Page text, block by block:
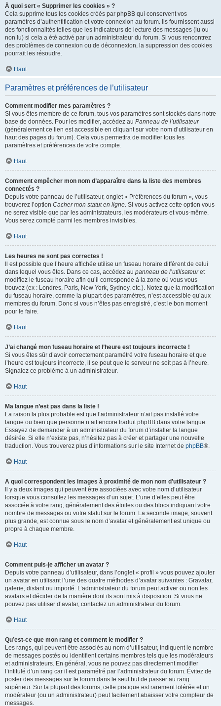
À quoi sert « Supprimer les cookies » ?
Cela supprime tous les cookies créés par phpBB qui conservent vos
paramètres d’authentification et votre connexion au forum. Ils fournissent aussi
des fonctionnalités telles que les indicateurs de lecture des messages (lu ou
non lu) si cela a été activé par un administrateur du forum. Si vous rencontrez
des problèmes de connexion ou de déconnexion, la suppression des cookies
pourrait les résoudre.
Haut
Paramètres et préférences de l’utilisateur
Comment modifier mes paramètres ?
Si vous êtes membre de ce forum, tous vos paramètres sont stockés dans notre
base de données. Pour les modifier, accédez au Panneau de l’utilisateur
(généralement ce lien est accessible en cliquant sur votre nom d’utilisateur en
haut des pages du forum). Cela vous permettra de modifier tous les
paramètres et préférences de votre compte.
Haut
Comment empêcher mon nom d’apparaître dans la liste des membres
connectés ?
Depuis votre panneau de l’utilisateur, onglet « Préférences du forum », vous
trouverez l’option Cacher mon statut en ligne. Si vous activez cette option vous
ne serez visible que par les administrateurs, les modérateurs et vous-même.
Vous serez compté parmi les membres invisibles.
Haut
Les heures ne sont pas correctes !
Il est possible que l’heure affichée utilise un fuseau horaire différent de celui
dans lequel vous êtes. Dans ce cas, accédez au panneau de l’utilisateuret
modifiez le fuseau horaire afin qu’il corresponde à la zone où vous vous
trouvez (ex : Londres, Paris, New York, Sydney, etc.). Notez que la modification
du fuseau horaire, comme la plupart des paramètres, n’est accessible qu’aux
membres du forum. Donc si vous n’êtes pas enregistré, c’est le bon moment
pour le faire.
Haut
J’ai changé mon fuseau horaire et l’heure est toujours incorrecte !
Si vous êtes sûr d’avoir correctement paramétré votre fuseau horaire et que
l’heure est toujours incorrecte, il se peut que le serveur ne soit pas à l’heure.
Signalez ce problème à un administrateur.
Haut
Ma langue n’est pas dans la liste !
La raison la plus probable est que l’administrateur n’ait pas installé votre
langue ou bien que personne n’ait encore traduit phpBB dans votre langue.
Essayez de demander à un administrateur du forum d’installer la langue
désirée. Si elle n’existe pas, n’hésitez pas à créer et partager une nouvelle
traduction. Vous trouverez plus d’informations sur le site Internet de phpBB®.
Haut
A quoi correspondent les images à proximité de mon nom d’utilisateur ?
Il y a deux images qui peuvent être associées avec votre nom d’utilisateur
lorsque vous consultez les messages d’un sujet. L’une d’elles peut être
associée à votre rang, généralement des étoiles ou des blocs indiquant votre
nombre de messages ou votre statut sur le forum. La seconde image, souvent
plus grande, est connue sous le nom d’avatar et généralement est unique ou
propre à chaque membre.
Haut
Comment puis-je afficher un avatar ?
Depuis votre panneau d’utilisateur, dans l’onglet « profil » vous pouvez ajouter
un avatar en utilisant l’une des quatre méthodes d’avatar suivantes : Gravatar,
galerie, distant ou importé. L’administrateur du forum peut activer ou non les
avatars et décider de la manière dont ils sont mis à disposition. Si vous ne
pouvez pas utiliser d’avatar, contactez un administrateur du forum.
Haut
Qu’est-ce que mon rang et comment le modifier ?
Les rangs, qui peuvent être associés au nom d’utilisateur, indiquent le nombre
de messages postés ou identifient certains membres tels que les modérateurs
et administrateurs. En général, vous ne pouvez pas directement modifier
l’intitulé d’un rang car il est paramétré par l’administrateur du forum. Évitez de
poster des messages sur le forum dans le seul but de passer au rang
supérieur. Sur la plupart des forums, cette pratique est rarement tolérée et un
modérateur (ou un administrateur) peut facilement abaisser votre compteur de
messages.